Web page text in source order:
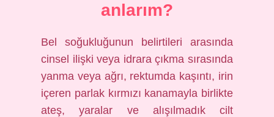
anlarım?
Bel soğukluğunun belirtileri arasında
cinsel ilişki veya idrara çıkma sırasında
yanma veya ağrı, rektumda kaşıntı, irin
içeren parlak kırmızı kanamayla birlikte
ateş, yaralar ve alışılmadık cilt